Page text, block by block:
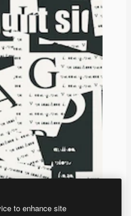
to enhance site